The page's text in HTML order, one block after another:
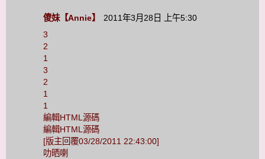
傻妹【Annie】
2011年3月28日 上午5:30
3
2
1
3
2
1
1
編輯HTML源碼
編輯HTML源碼
[版主回覆03/28/2011 22:43:00]
叻晒喇